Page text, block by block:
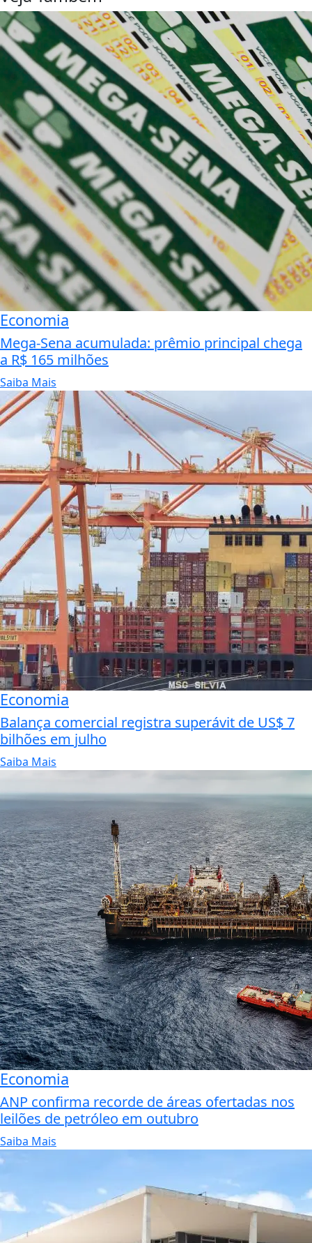
Economia
Mega-Sena acumulada: prêmio principal chega
a R$ 165 milhões
Saiba Mais
Economia
Balança comercial registra superávit de US$ 7
bilhões em julho
Saiba Mais
Economia
ANP confirma recorde de áreas ofertadas nos
leilões de petróleo em outubro
Saiba Mais